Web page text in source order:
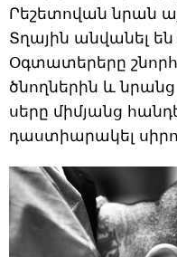
Րեշետովան նրան
Տղային անվանել
Օգտատերերը
ծնողներին և
սերը միմյանց
դաստիարակել